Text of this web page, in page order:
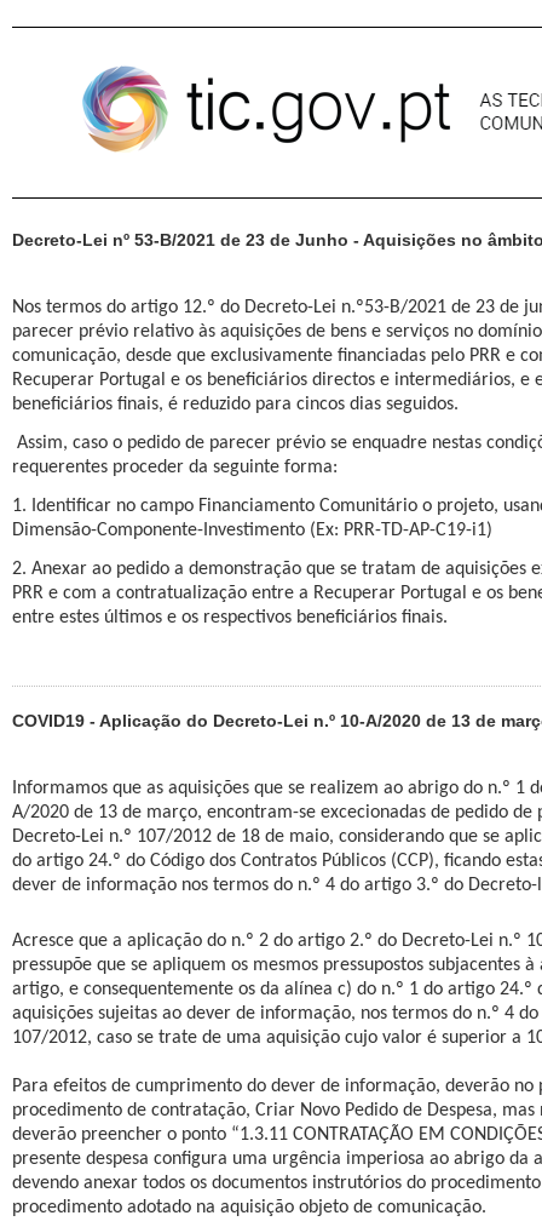
Decreto-Lei nº 53-B/2021 de 23 de Junho - Aquisições no
Nos termos do artigo 12.º do Decreto-Lei n.º53-B/2021 de 23 de
parecer prévio relativo às aquisições de bens e serviços no
comunicação, desde que exclusivamente financiadas pelo PRR e
Recuperar Portugal e os beneficiários directos e intermediários, e
beneficiários finais, é reduzido para cincos dias seguidos.
Assim, caso o pedido de parecer prévio se enquadre nestas
requerentes proceder da seguinte forma:
1. Identificar no campo Financiamento Comunitário o projeto,
Dimensão-Componente-Investimento (Ex: PRR-TD-AP-C19-i1)
2. Anexar ao pedido a demonstração que se tratam de aquisições
PRR e com a contratualização entre a Recuperar Portugal e os
entre estes últimos e os respectivos beneficiários finais.
COVID19 - Aplicação do Decreto-Lei n.º 10-A/2020 de 13 de
Informamos que as aquisições que se realizem ao abrigo do n.º 1
A/2020 de 13 de março, encontram-se excecionadas de pedido
Decreto-Lei n.º 107/2012 de 18 de maio, considerando que se
do artigo 24.º do Código dos Contratos Públicos (CCP), ficando
dever de informação nos termos do n.º 4 do artigo 3.º do
Acresce que a aplicação do n.º 2 do artigo 2.º do Decreto-Lei n.º
pressupõe que se apliquem os mesmos pressupostos subjacentes
artigo, e consequentemente os da alínea c) do n.º 1 do artigo 24.º
aquisições sujeitas ao dever de informação, nos termos do n.º 4
107/2012, caso se trate de uma aquisição cujo valor é superior a
Para efeitos de cumprimento do dever de informação, deverão no
procedimento de contratação, Criar Novo Pedido de Despesa,
deverão preencher o ponto “1.3.11 CONTRATAÇÃO EM
presente despesa configura uma urgência imperiosa ao abrigo da
devendo anexar todos os documentos instrutórios do
procedimento adotado na aquisição objeto de comunicação.